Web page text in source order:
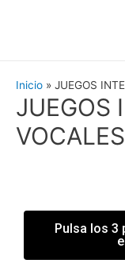
Inicio JUEGOS
JUEGOS
VOCALES
Pulsa los 3